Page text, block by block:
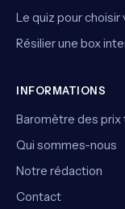
Le quiz pour
Résilier une box
INFORMATIONS
Baromètre des prix
Qui sommes-nous
Notre rédaction
Contact